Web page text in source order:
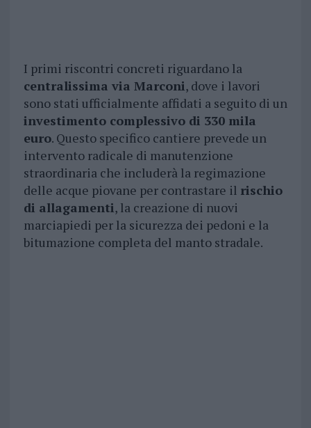
I primi riscontri concreti riguardano la
centralissima via Marconi, dove i lavori
sono stati ufficialmente affidati a seguito di un
investimento complessivo di 330 mila
euro. Questo specifico cantiere prevede un
intervento radicale di manutenzione
straordinaria che includerà la regimazione
delle acque piovane per contrastare il rischio
di allagamenti, la creazione di nuovi
marciapiedi per la sicurezza dei pedoni e la
bitumazione completa del manto stradale.